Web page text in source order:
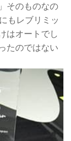
そのものなの
もレブリミッ
はオートでし
たのではない